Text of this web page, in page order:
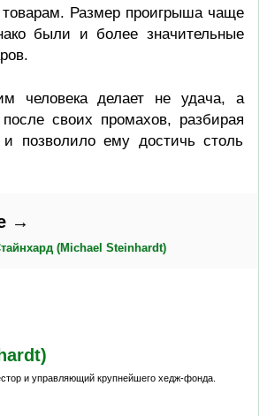
Размер проигрыша чаще
были и более значительные
человека делает не удача, а
своих промахов, разбирая
позволило ему достичь столь
→
(Michael Steinhardt)
и управляющий крупнейшего хедж-фонда.